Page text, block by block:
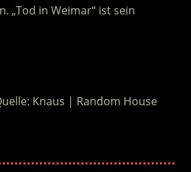
„Tod in Weimar“ ist sein
Knaus | Random House